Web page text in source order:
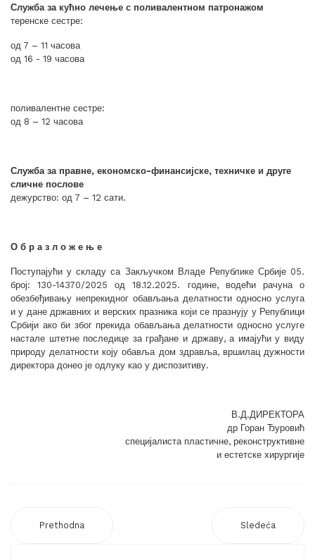
Служба за кућно лечење с поливалентном патронажом
теренске сестре:
од 7 – 11 часова
од 16 - 19 часова
поливалентне сестре:
од 8 – 12 часова
Служба за правне, економско-финансијске, техничке и друге
сличне послове
дежурство: од 7 – 12 сати.
О б р а з л о ж е њ е
Поступајући у складу са Закључком Владе Републике Србије 05.
број: 130-14370/2025 од 18.12.2025. године, водећи рачуна о
обезбеђивању непрекидног обављања делатности односно услуга
и у дане државних и верских празника који се празнују у Републици
Србији ако би због прекида обављања делатности односно услуге
настале штетне последице за грађане и државу, а имајући у виду
природу делатности коју обавља дом здравља, вршилац дужности
директора донео је одлуку као у диспозитиву.
В.Д.ДИРЕКТОРА
др Горан Ђуровић
специјалиста пластичне, реконструктивне
и естетске хирургије
Prethodna Sledeća